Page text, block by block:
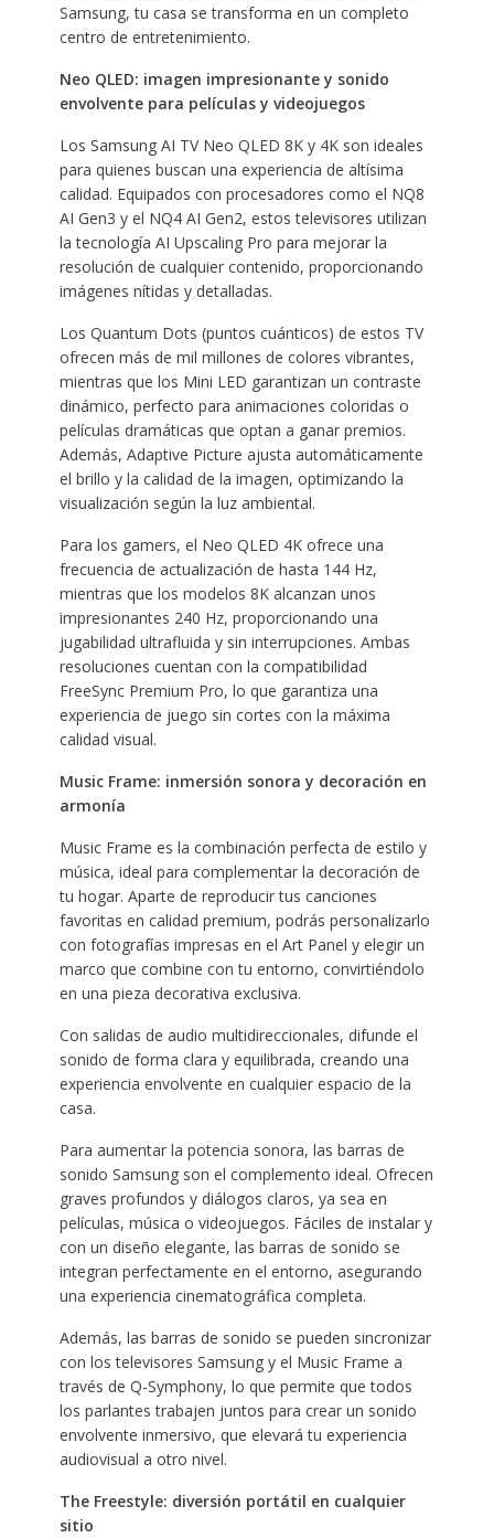
Samsung, tu casa se transforma en un completo
centro de entretenimiento.
Neo QLED: imagen impresionante y sonido
envolvente para películas y videojuegos
Los Samsung AI TV Neo QLED 8K y 4K son ideales
para quienes buscan una experiencia de altísima
calidad. Equipados con procesadores como el NQ8
AI Gen3 y el NQ4 AI Gen2, estos televisores utilizan
la tecnología AI Upscaling Pro para mejorar la
resolución de cualquier contenido, proporcionando
imágenes nítidas y detalladas.
Los Quantum Dots (puntos cuánticos) de estos TV
ofrecen más de mil millones de colores vibrantes,
mientras que los Mini LED garantizan un contraste
dinámico, perfecto para animaciones coloridas o
películas dramáticas que optan a ganar premios.
Además, Adaptive Picture ajusta automáticamente
el brillo y la calidad de la imagen, optimizando la
visualización según la luz ambiental.
Para los gamers, el Neo QLED 4K ofrece una
frecuencia de actualización de hasta 144 Hz,
mientras que los modelos 8K alcanzan unos
impresionantes 240 Hz, proporcionando una
jugabilidad ultrafluida y sin interrupciones. Ambas
resoluciones cuentan con la compatibilidad
FreeSync Premium Pro, lo que garantiza una
experiencia de juego sin cortes con la máxima
calidad visual.
Music Frame: inmersión sonora y decoración en
armonía
Music Frame es la combinación perfecta de estilo y
música, ideal para complementar la decoración de
tu hogar. Aparte de reproducir tus canciones
favoritas en calidad premium, podrás personalizarlo
con fotografías impresas en el Art Panel y elegir un
marco que combine con tu entorno, convirtiéndolo
en una pieza decorativa exclusiva.
Con salidas de audio multidireccionales, difunde el
sonido de forma clara y equilibrada, creando una
experiencia envolvente en cualquier espacio de la
casa.
Para aumentar la potencia sonora, las barras de
sonido Samsung son el complemento ideal. Ofrecen
graves profundos y diálogos claros, ya sea en
películas, música o videojuegos. Fáciles de instalar y
con un diseño elegante, las barras de sonido se
integran perfectamente en el entorno, asegurando
una experiencia cinematográfica completa.
Además, las barras de sonido se pueden sincronizar
con los televisores Samsung y el Music Frame a
través de Q-Symphony, lo que permite que todos
los parlantes trabajen juntos para crear un sonido
envolvente inmersivo, que elevará tu experiencia
audiovisual a otro nivel.
The Freestyle: diversión portátil en cualquier
sitio